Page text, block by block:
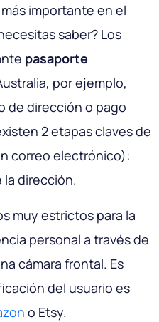
importante en el
saber? Los
pasaporte
por ejemplo,
de dirección o pago
2 etapas claves de
correo electrónico):
la dirección.
muy estrictos para la
personal a través de
cámara frontal. Es
del usuario es
o Etsy.